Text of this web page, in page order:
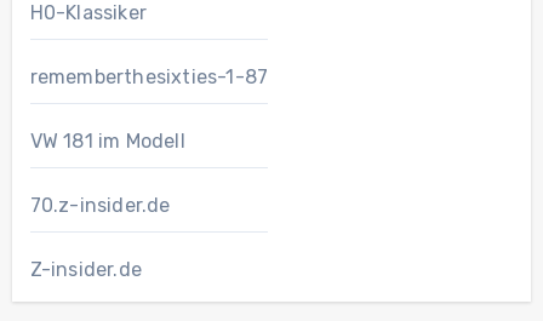
H0-Klassiker
rememberthesixties-1-87
VW 181 im Modell
70.z-insider.de
Z-insider.de